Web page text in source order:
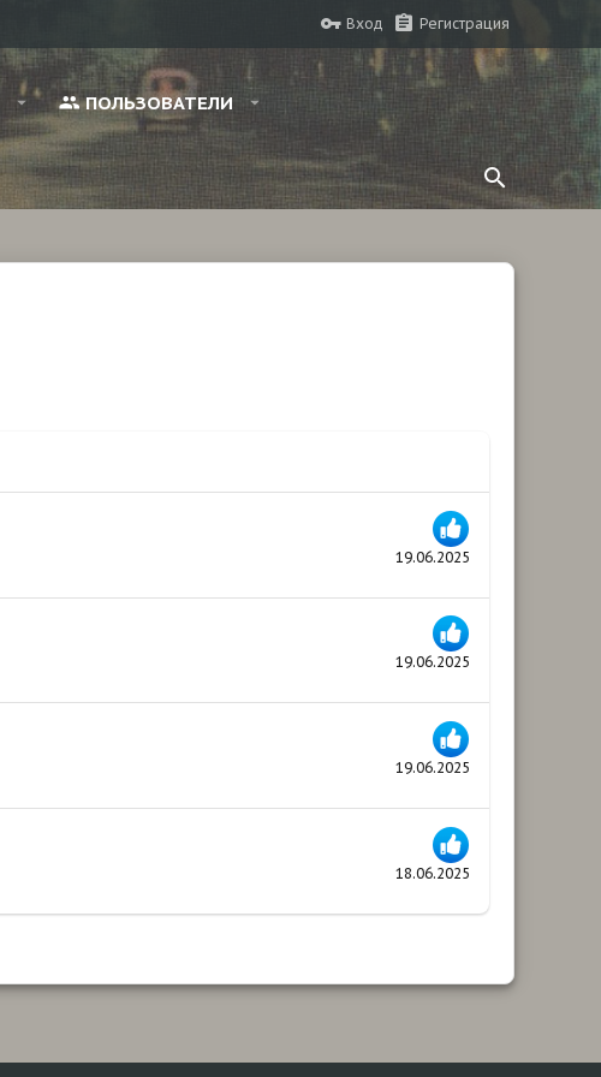
Вход Регистрация
ПОЛЬЗОВАТЕЛИ
19.06.2025
19.06.2025
19.06.2025
18.06.2025